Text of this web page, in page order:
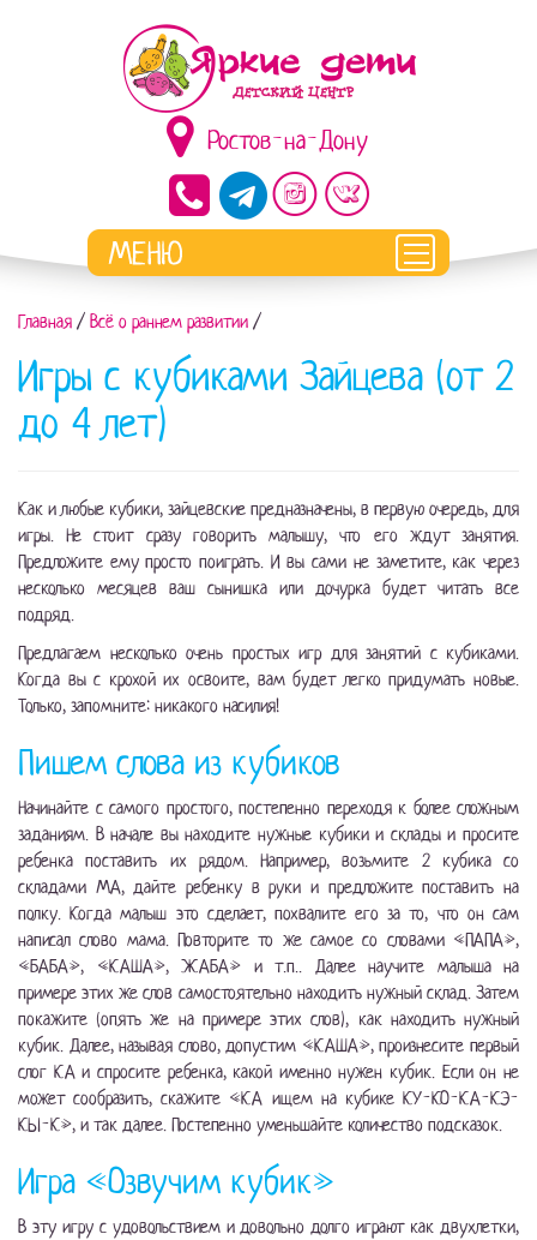
Ростов-на-Дону
Главная / Всё о раннем развитии /
Игры с кубиками Зайцева (от 2
до 4 лет)
Как и любые кубики, зайцевские предназначены, в первую очередь, для
игры. Не стоит сразу говорить малышу, что его ждут занятия.
Предложите ему просто поиграть. И вы сами не заметите, как через
несколько месяцев ваш сынишка или дочурка будет читать все
подряд.
Предлагаем несколько очень простых игр для занятий с кубиками.
Когда вы с крохой их освоите, вам будет легко придумать новые.
Только, запомните: никакого насилия!
Пишем слова из кубиков
Начинайте с самого простого, постепенно переходя к более сложным
заданиям. В начале вы находите нужные кубики и склады и просите
ребенка поставить их рядом. Например, возьмите 2 кубика со
складами МА, дайте ребенку в руки и предложите поставить на
полку. Когда малыш это сделает, похвалите его за то, что он сам
написал слово мама. Повторите то же самое со словами «ПАПА»,
«БАБА», «КАША», ЖАБА» и т.п.. Далее научите малыша на
примере этих же слов самостоятельно находить нужный склад. Затем
покажите (опять же на примере этих слов), как находить нужный
кубик. Далее, называя слово, допустим «КАША», произнесите первый
слог КА и спросите ребенка, какой именно нужен кубик. Если он не
может сообразить, скажите «КА ищем на кубике КУ-КО-КА-КЭ-
КЫ-К», и так далее. Постепенно уменьшайте количество подсказок.
Игра «Озвучим кубик»
В эту игру с удовольствием и довольно долго играют как двухлетки,